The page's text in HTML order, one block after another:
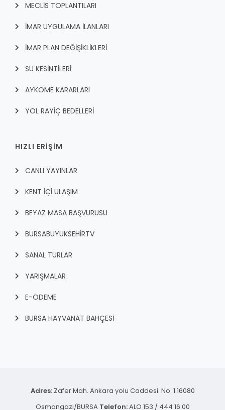
MECLİS TOPLANTILARI
İMAR UYGULAMA İLANLARI
İMAR PLAN DEĞİŞİKLİKLERİ
SU KESİNTİLERİ
AYKOME KARARLARI
YOL RAYİÇ BEDELLERİ
HIZLI ERİŞİM
CANLI YAYINLAR
KENT İÇI ULAŞIM
BEYAZ MASA BAŞVURUSU
BURSABUYUKSEHIRTV
SANAL TURLAR
YARIŞMALAR
E-ÖDEME
BURSA HAYVANAT BAHÇESİ
Adres:Zafer Mah. Ankara yolu Caddesi. No: 1 16080
Osmangazi/BURSA Telefon:ALO 153 / 444 16 00